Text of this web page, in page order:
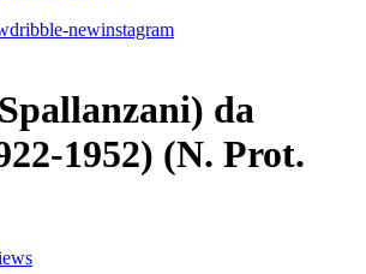
dribble-newinstagram
da
1952) (N. Prot.